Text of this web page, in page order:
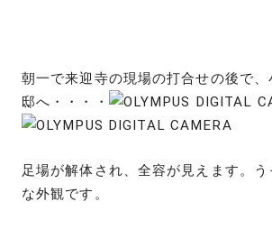
朝一で来迎寺の現場の打合せの後で
邸へ・・・・
足場が解体され、全容が見えます。う
な外観です。